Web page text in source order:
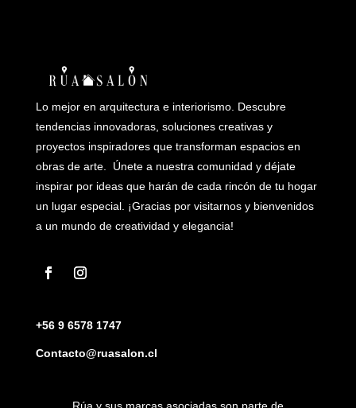
Lo mejor en arquitectura e interiorismo. Descubre
tendencias innovadoras, soluciones creativas y
proyectos inspiradores que transforman espacios en
obras de arte. Únete a nuestra comunidad y déjate
inspirar por ideas que harán de cada rincón de tu hogar
un lugar especial. ¡Gracias por visitarnos y bienvenidos
a un mundo de creatividad y elegancia!
+56 9 6578 1747
Contacto@ruasalon.cl